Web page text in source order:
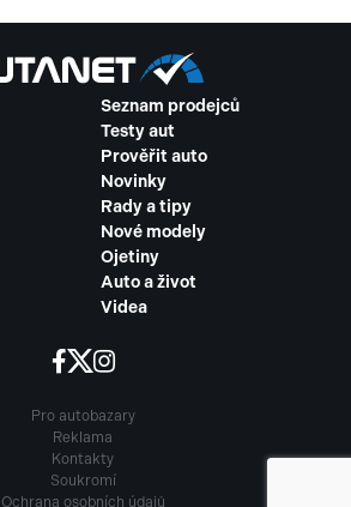
Seznam prodejců
Testy aut
Prověřit auto
Novinky
Rady a tipy
Nové modely
Ojetiny
Auto a život
Videa
Pro autobazary
Reklama
Kontakty
Soukromí
Ochrana osobních údajů